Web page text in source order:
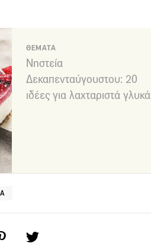
ΘΕΜΑΤΑ
Νηστεία
Δεκαπενταύγουστου: 20
ιδέες για λαχταριστά γλυκά